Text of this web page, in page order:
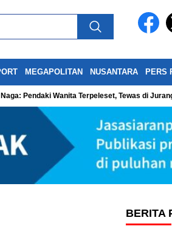
MEGAPOLITAN NUSANTARA PERS
Pendaki Wanita Terpeleset, Tewas di
BERITA